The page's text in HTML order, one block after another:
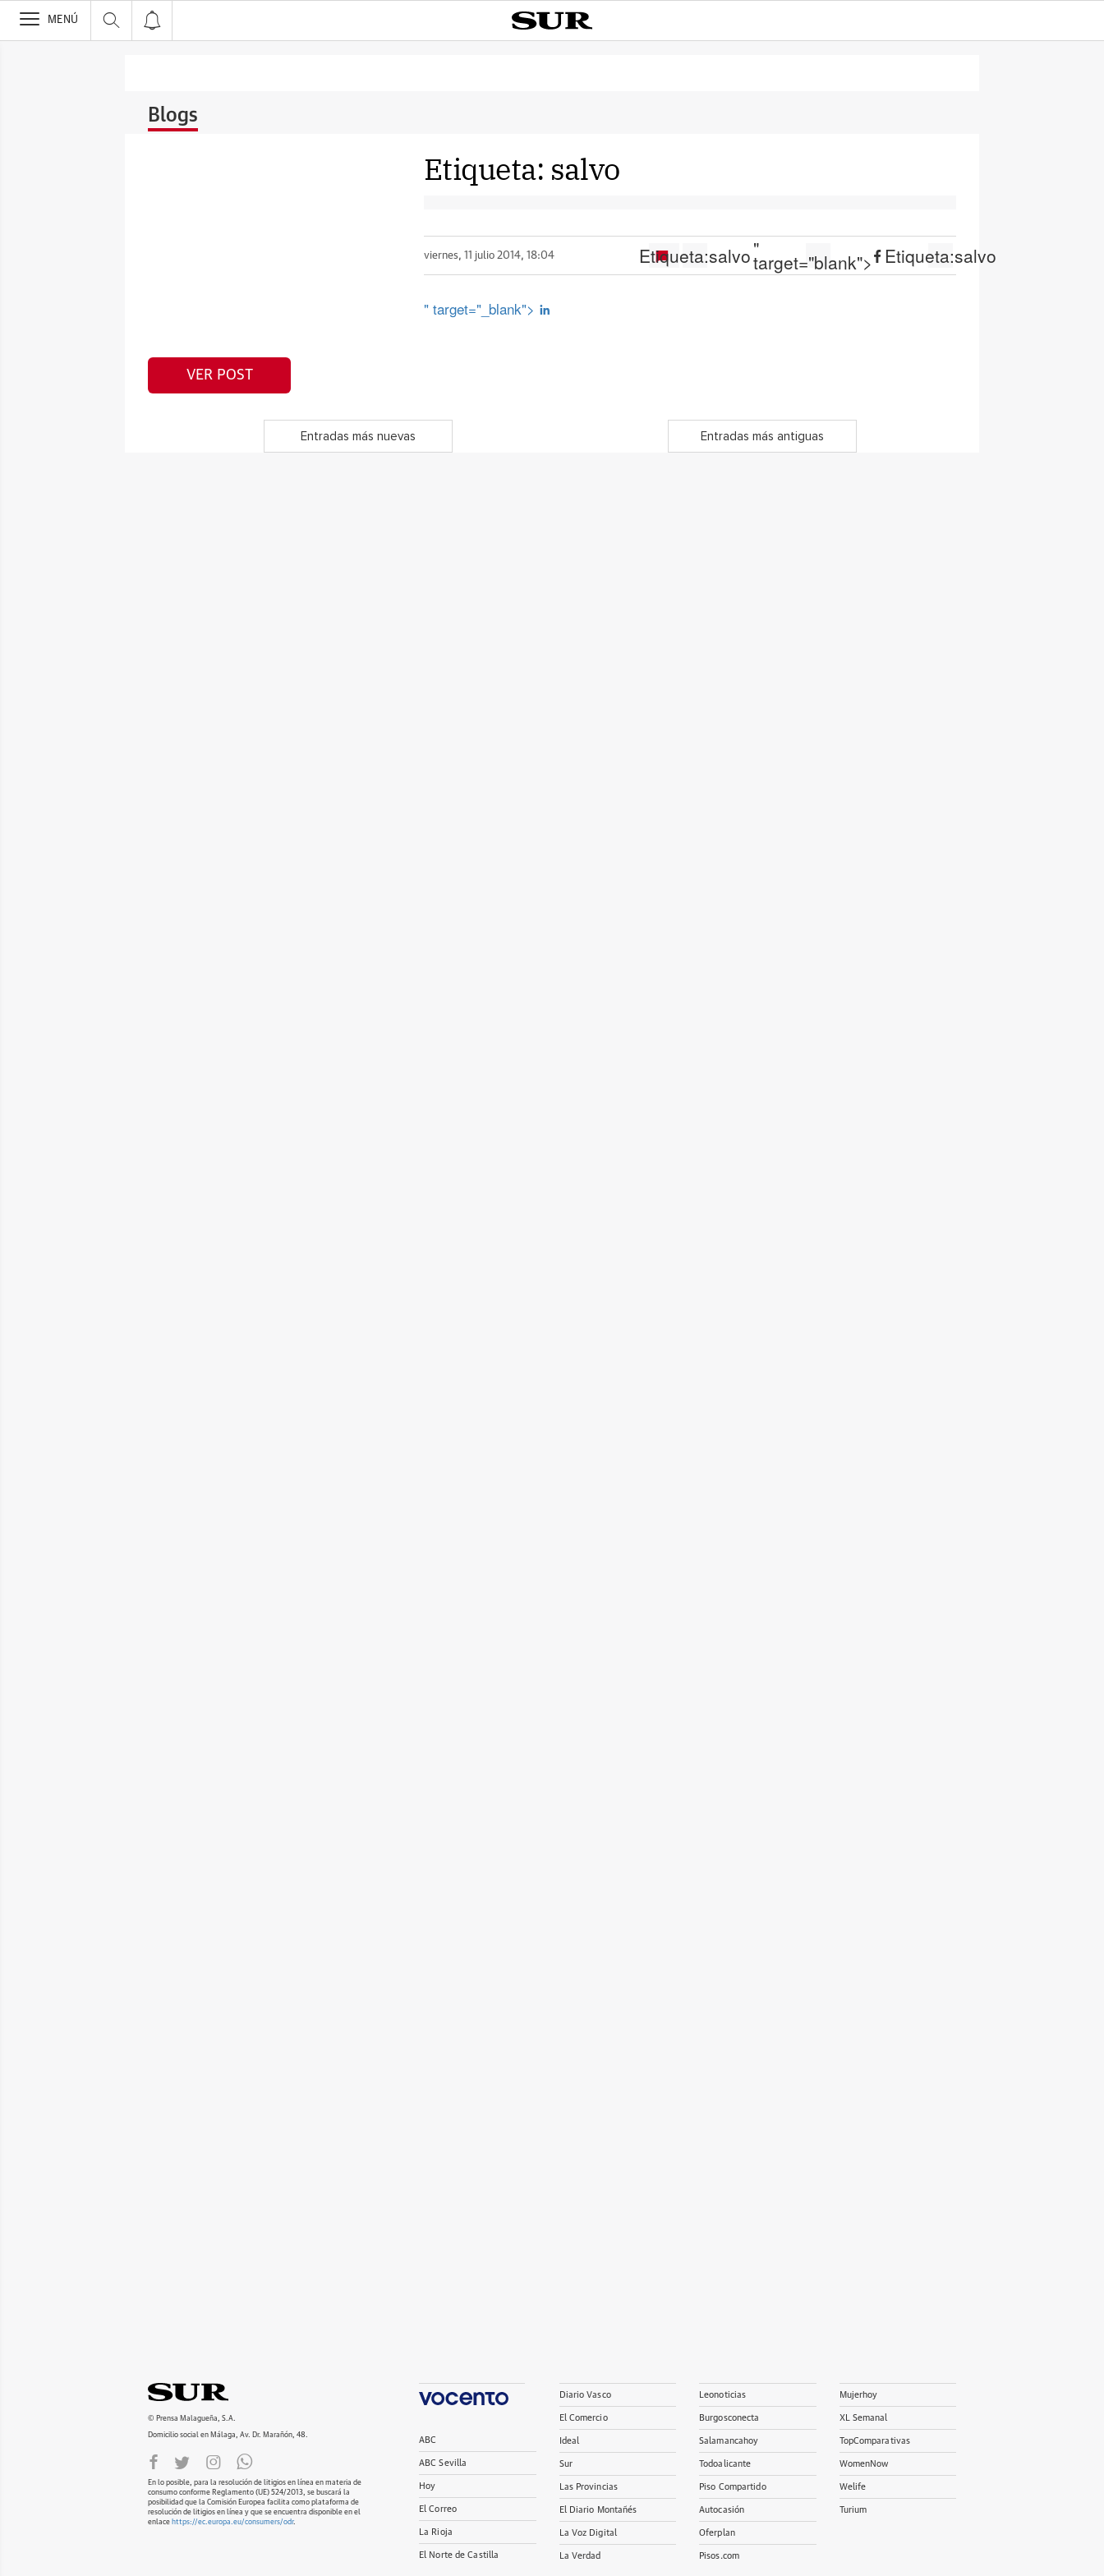
>
MENÚ
Blogs
Etiqueta: salvo
viernes, 11 julio 2014, 18:04 Etiqueta:salvo"
target="blank"> Etiqueta:salvo
" target="_blank">
VER POST
Entradas más nuevas Entradas más antiguas
© Prensa Malagueña, S.A.
Domicilio social en Málaga, Av. Dr. Marañón, 48.
En lo posible, para la resolución de litigios en línea en materia de
consumo conforme Reglamento (UE) 524/2013, se buscará la
posibilidad que la Comisión Europea facilita como plataforma de
resolución de litigios en línea y que se encuentra disponible en el
enlace https://ec.europa.eu/consumers/odr.
ABC
ABC Sevilla
Hoy
El Correo
La Rioja
El Norte de Castilla
Diario Vasco
El Comercio
Ideal
Sur
Las Provincias
El Diario Montañés
La Voz Digital
La Verdad
Leonoticias
Burgosconecta
Salamancahoy
Todoalicante
Piso Compartido
Autocasión
Oferplan
Pisos.com
Mujerhoy
XL Semanal
TopComparativas
WomenNow
Welife
Turium